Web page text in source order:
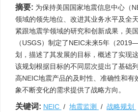
摘要: 为保持美国国家地震信息中心（
领域的领先地位、改进其业务水平及全
紧跟地震学领域的研究和创新成果，美
（USGS）制定了NEIC未来5年（
划，描述了其发展的目标，概述了实现
该规划根据目标的不同层次提出了基础
高NEIC地震产品的及时性、准确性和有
象不断变化的需求提供了战略方向。
关键词: NEIC / 地震监测 / 战略规划